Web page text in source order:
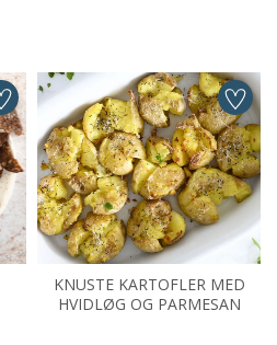
KNUSTE KARTOFLER MED
HVIDLØG OG PARMESAN